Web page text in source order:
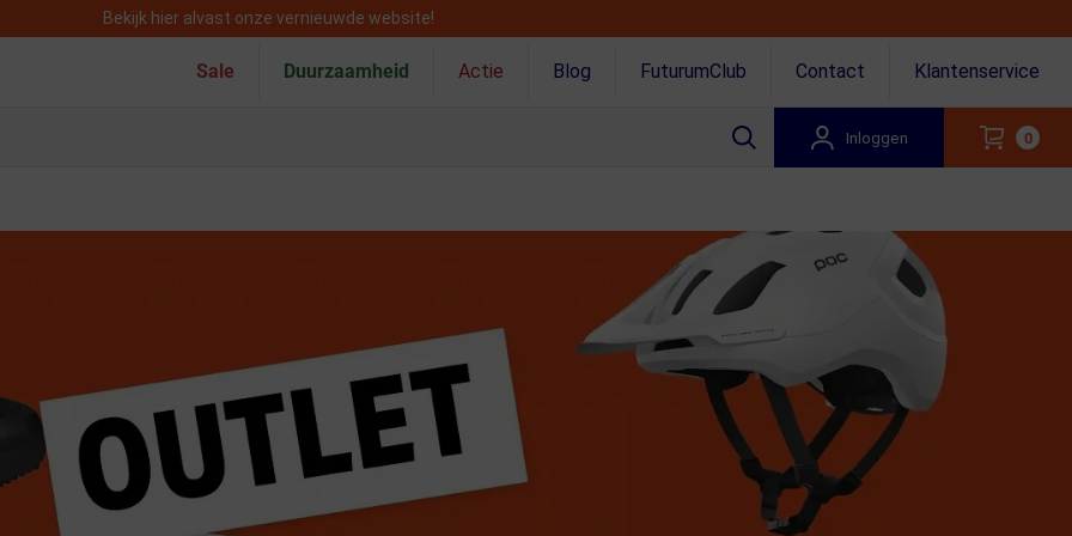
Bekijk hier alvast onze vernieuwde website!
Sale Duurzaamheid Actie Blog FuturumClub Contact Klantenservice
Inloggen 0